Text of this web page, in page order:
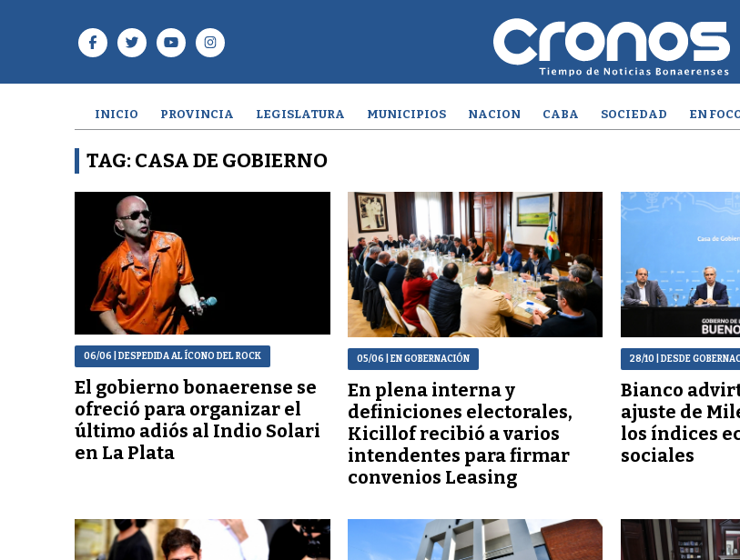
INICIO PROVINCIA LEGISLATURA MUNICIPIOS NACION CABA SOCIEDAD EN
TAG: CASA DE GOBIERNO
06/06 | DESPEDIDA AL ÍCONO DEL ROCK
El gobierno bonaerense se
ofreció para organizar el
último adiós al Indio Solari
en La Plata
05/06 | EN GOBERNACIÓN
En plena interna y
definiciones electorales,
Kicillof recibió a varios
intendentes para firmar
convenios Leasing
28/10 | DESDE
Bianco
ajuste de
los índices
sociales